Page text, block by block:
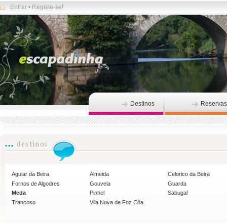
Entrar • Registe-se!
Destinos Reservas
Aguiar da Beira Almeida
Celorico da Beira
Fornos de Algodres
Gouveia
Guarda
Meda
Pinhel
Sabugal
Trancoso
Vila Nova de Foz Côa